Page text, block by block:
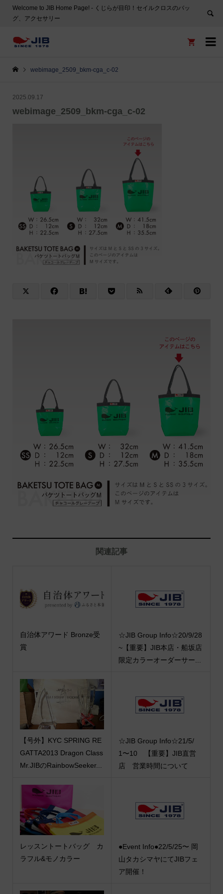
Welcome to JIB Home Page! ‐ くじらが目印！セイルクロスのバッ
グ、アクセサリー


webimage_2509_bkm-cga_c-02
2025.09.17
webimage_2509_bkm-cga_c-02
関連記事
自治体アワード Bronze受
賞
☆JIB Group Info☆20/9/28
~【重要】JIB本店・船坂店
限定カラーオーダーサー...
【号外】KYC SPRING RE
GATTA2013 Dragon Class
Mr.JIBのRainbowSeeker...
☆JIB Group Info☆21/5/
1〜10 【重要】JIB直営
店 営業時間について
レッスントートバッグ カ
ラフル&モノカラー
●Event Info●22/5/25〜 岡
山タカシマヤにてJIBフェ
ア開催！